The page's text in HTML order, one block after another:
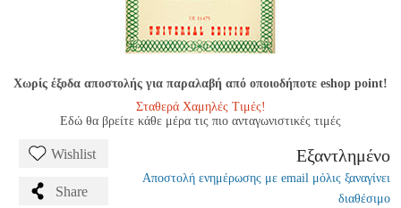
Χωρίς έξοδα αποστολής για παραλαβή από οποιοδήποτε eshop point!
Σταθερά Χαμηλές Τιμές!
Εδώ θα βρείτε κάθε μέρα τις πιο ανταγωνιστικές τιμές
Wishlist
Share
Εξαντλημένο
Αποστολή ενημέρωσης με email μόλις ξαναγίνει
διαθέσιμο